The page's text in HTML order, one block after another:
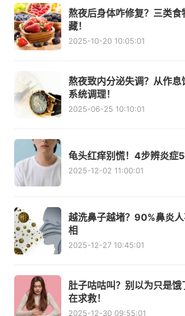
熬夜后身体咋修复？三类食
藏！
2025-10-20 10:05:01
熬夜致内分泌失调？从作息
系统调理！
2025-06-25 10:10:01
龟头红痒别慌！4步辨炎症
2025-12-02 11:00:01
越洗鼻子越堵？90%鼻炎
相
2025-12-27 10:45:01
肚子咕咕叫？别以为只是饿
在求救！
2025-12-30 09:55:01